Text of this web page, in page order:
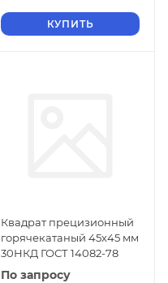
КУПИТЬ
Квадрат прецизионный
горячекатаный 45х45 мм
30НКД ГОСТ 14082-78
По запросу